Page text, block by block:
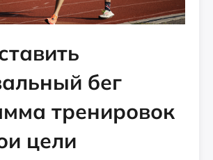
бег
тренировок
цели